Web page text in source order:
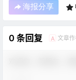
海报分享
0 条回复 A 文章作